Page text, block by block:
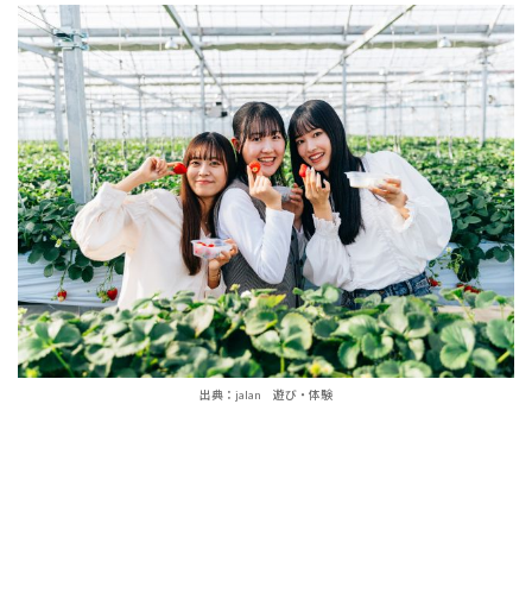
9
8.【岸
和田
市】
Eitoku
Farm
いち
ご園
瑚
愛～
こと
な～
10
9.
【和泉
市】
BerryPark
出典：jalan 遊び・体験